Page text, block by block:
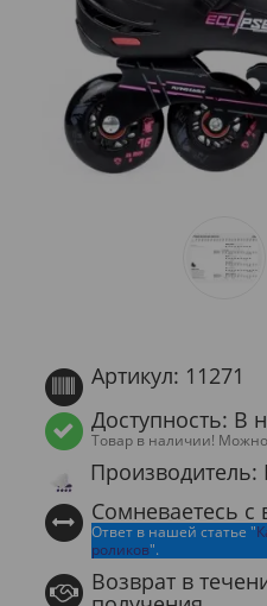
Артикул: 11271
Доступность: В
Товар в наличии!
Производитель:
Сомневаетесь
Ответ в нашей статье "
роликов".
Возврат в